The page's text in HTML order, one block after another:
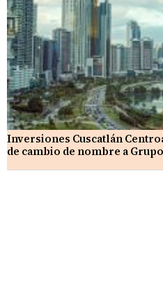
Inversiones Cuscatlán
de cambio de nombre a